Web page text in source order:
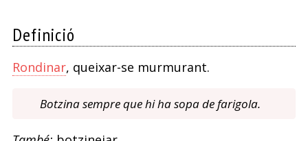
Definició
Rondinar, queixar-se murmurant.
Botzina sempre que hi ha sopa de farigola.